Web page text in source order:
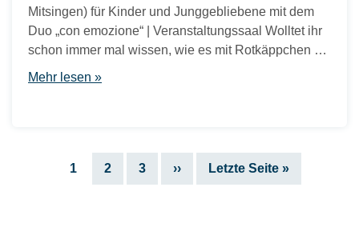
Mitsingen) für Kinder und Junggebliebene mit dem
Duo „con emozione“ | Veranstaltungssaal Wolltet ihr
schon immer mal wissen, wie es mit Rotkäppchen …
Mehr lesen »
Seitennummerierung
Aktuelle
1 Seite
2 Seite
3 Nächste
›› Letzte
Letzte Seite »